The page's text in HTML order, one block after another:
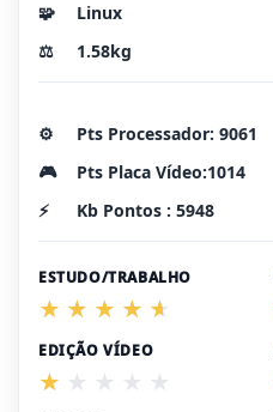
🧩
Linux
⚖️
1.58kg
⚙️
Pts Processador: 9061
🎮
Pts Placa Vídeo:1014
⚡
Kb Pontos : 5948
ESTUDO/TRABALHO
EDIÇÃO VÍDEO